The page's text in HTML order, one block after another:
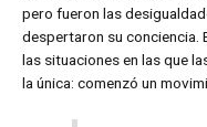
pero fueron las
despertaron su conciencia.
las situaciones en las que
la única: comenzó un